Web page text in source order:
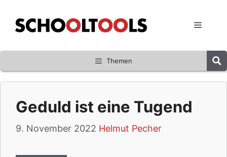
Inhalt
springen
Menü
Themen
Geduld ist eine Tugend
9. November 2022 Helmut Pecher